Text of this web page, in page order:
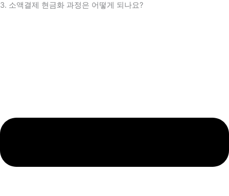
3. 소액결제 현금화 과정은 어떻게 되나요?